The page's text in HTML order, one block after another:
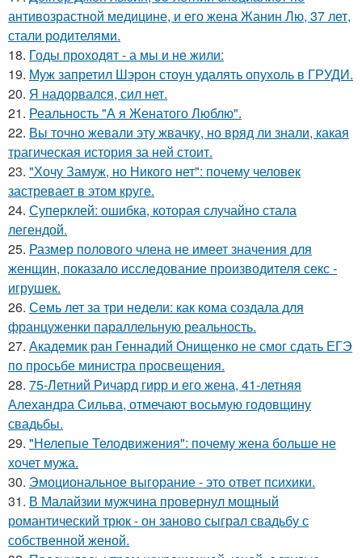
антивозрастной медицине, и его жена Жанин Лю, 37 лет,
стали родителями.
18. Годы проходят - а мы и не жили:
19. Муж запретил Шэрон стоун удалять опухоль в ГРУДИ.
20. Я надорвался, сил нет.
21. Реальность "А я Женатого Люблю".
22. Вы точно жевали эту жвачку, но вряд ли знали, какая
трагическая история за ней стоит.
23. "Хочу Замуж, но Никого нет": почему человек
застревает в этом круге.
24. Суперклей: ошибка, которая случайно стала
легендой.
25. Размер полового члена не имеет значения для
женщин, показало исследование производителя секс -
игрушек.
26. Семь лет за три недели: как кома создала для
француженки параллельную реальность.
27. Академик ран Геннадий Онищенко не смог сдать ЕГЭ
по просьбе министра просвещения.
28. 75-Летний Ричард гирр и его жена, 41-летняя
Алехандра Сильва, отмечают восьмую годовщину
свадьбы.
29. "Нелепые Телодвижения": почему жена больше не
хочет мужа.
30. Эмоциональное выгорание - это ответ психики.
31. В Малайзии мужчина провернул мощный
романтический трюк - он заново сыграл свадьбу с
собственной женой.